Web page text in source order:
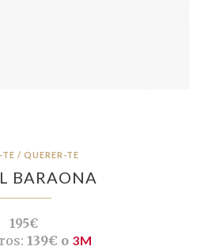
/ QUERER-TE
BARAONA
195€
139€ o 3M